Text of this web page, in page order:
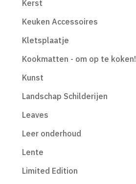
Kerst
Keuken Accessoires
Kletsplaatje
Kookmatten - om op te koken!
Kunst
Landschap Schilderijen
Leaves
Leer onderhoud
Lente
Limited Edition